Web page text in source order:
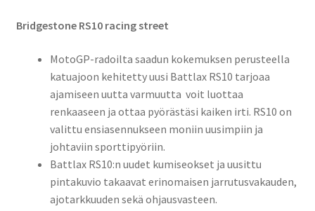
Bridgestone RS10 racing street
MotoGP-radoilta saadun kokemuksen perusteella
katuajoon kehitetty uusi Battlax RS10 tarjoaa
ajamiseen uutta varmuutta  voit luottaa
renkaaseen ja ottaa pyörästäsi kaiken irti. RS10 on
valittu ensiasennukseen moniin uusimpiin ja
johtaviin sporttipyöriin.
Battlax RS10:n uudet kumiseokset ja uusittu
pintakuvio takaavat erinomaisen jarrutusvakauden,
ajotarkkuuden sekä ohjausvasteen.